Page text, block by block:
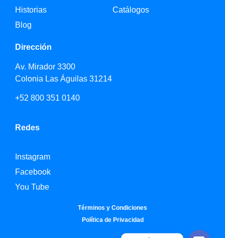
Historias
Blog
Catálogos
Dirección
Av. Mirador 3300
Colonia Las Águilas 31214
+52 800 351 0140
Redes
Instagram
Facebook
You Tube
Términos y Condiciones
Política de Privacidad